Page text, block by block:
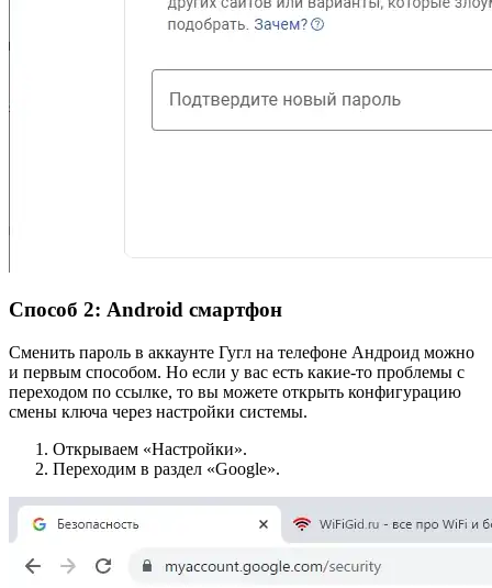
Способ 2: Android смартфон
Сменить пароль в аккаунте Гугл на телефоне Андроид можно
и первым способом. Но если у вас есть какие-то проблемы с
переходом по ссылке, то вы можете открыть конфигурацию
смены ключа через настройки системы.
Открываем «Настройки».
Переходим в раздел «Google».